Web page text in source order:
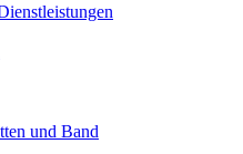
und Band